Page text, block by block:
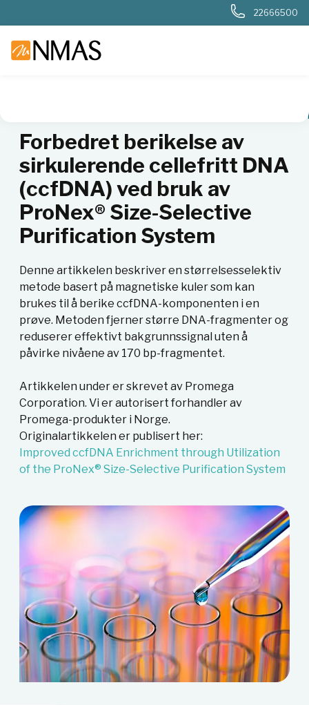
22666500
Fagartikler
Forbedret berikelse av
sirkulerende cellefritt DNA
(ccfDNA) ved bruk av
ProNex® Size-Selective
Purification System
Denne artikkelen beskriver en størrelsesselektiv
metode basert på magnetiske kuler som kan
brukes til å berike ccfDNA-komponenten i en
prøve. Metoden fjerner større DNA-fragmenter og
reduserer effektivt bakgrunnssignal uten å
påvirke nivåene av 170 bp-fragmentet.
Artikkelen under er skrevet av Promega
Corporation. Vi er autorisert forhandler av
Promega-produkter i Norge.
Originalartikkelen er publisert her:
Improved ccfDNA Enrichment through Utilization
of the ProNex® Size-Selective Purification System